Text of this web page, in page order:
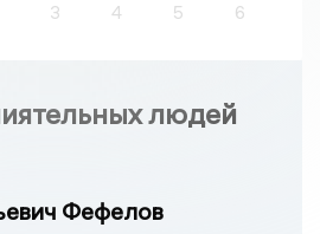
3 4 5 6
людей
Фефелов